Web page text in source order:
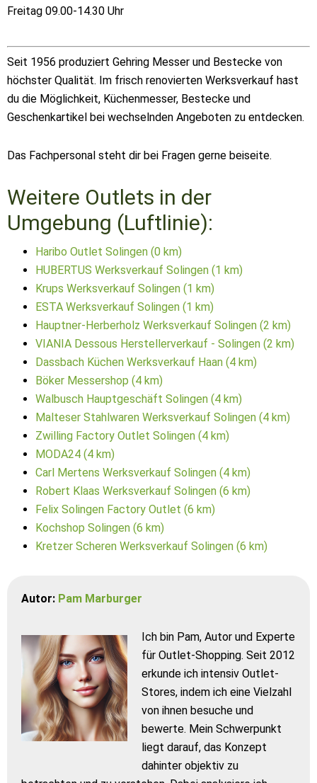
Freitag 09.00-14.30 Uhr
Seit 1956 produziert Gehring Messer und Bestecke von
höchster Qualität. Im frisch renovierten Werksverkauf hast
du die Möglichkeit, Küchenmesser, Bestecke und
Geschenkartikel bei wechselnden Angeboten zu entdecken.
Das Fachpersonal steht dir bei Fragen gerne beiseite.
Weitere Outlets in der
Umgebung (Luftlinie):
Haribo Outlet Solingen (0 km)
HUBERTUS Werksverkauf Solingen (1 km)
Krups Werksverkauf Solingen (1 km)
ESTA Werksverkauf Solingen (1 km)
Hauptner-Herberholz Werksverkauf Solingen (2 km)
VIANIA Dessous Herstellerverkauf - Solingen (2 km)
Dassbach Küchen Werksverkauf Haan (4 km)
Böker Messershop (4 km)
Walbusch Hauptgeschäft Solingen (4 km)
Malteser Stahlwaren Werksverkauf Solingen (4 km)
Zwilling Factory Outlet Solingen (4 km)
MODA24 (4 km)
Carl Mertens Werksverkauf Solingen (4 km)
Robert Klaas Werksverkauf Solingen (6 km)
Felix Solingen Factory Outlet (6 km)
Kochshop Solingen (6 km)
Kretzer Scheren Werksverkauf Solingen (6 km)
Autor: Pam Marburger
Ich bin Pam, Autor und Experte
für Outlet-Shopping. Seit 2012
erkunde ich intensiv Outlet-
Stores, indem ich eine Vielzahl
von ihnen besuche und
bewerte. Mein Schwerpunkt
liegt darauf, das Konzept
dahinter objektiv zu